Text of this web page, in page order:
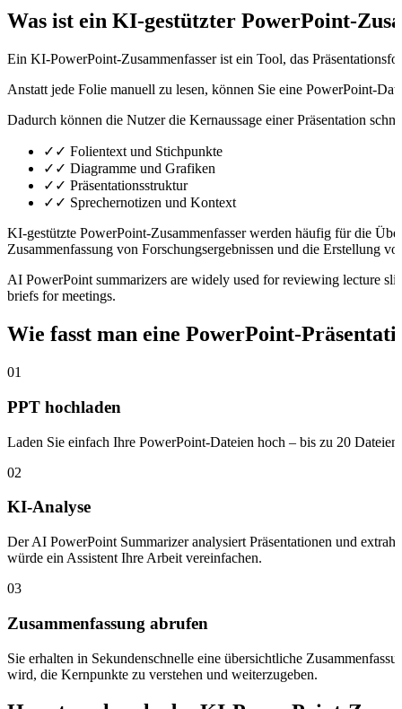
Was ist ein KI-gestützter PowerPoint-
Ein KI-PowerPoint-Zusammenfasser ist ein Tool, das
Anstatt jede Folie manuell zu lesen, können Sie eine PowerPoint-
Dadurch können die Nutzer die Kernaussage einer Präsentation
✓ ✓ Folientext und Stichpunkte
✓ ✓ Diagramme und Grafiken
✓ ✓ Präsentationsstruktur
✓ ✓ Sprechernotizen und Kontext
KI-gestützte PowerPoint-Zusammenfasser werden häufig für die
Zusammenfassung von Forschungsergebnissen und die Erstellung
AI PowerPoint summarizers are widely used for reviewing lecture
briefs for meetings.
Wie fasst man eine PowerPoint-
01
PPT hochladen
Laden Sie einfach Ihre PowerPoint-Dateien hoch – bis zu 20
02
KI-Analyse
Der AI PowerPoint Summarizer analysiert Präsentationen und
würde ein Assistent Ihre Arbeit vereinfachen.
03
Zusammenfassung abrufen
Sie erhalten in Sekundenschnelle eine übersichtliche
wird, die Kernpunkte zu verstehen und weiterzugeben.